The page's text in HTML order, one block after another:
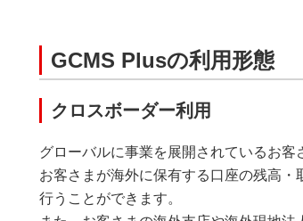
GCMS Plusの利用形態
クロスボーダー利用
グローバルに事業を展開されているお客
お客さまが海外に保有する口座の残高
行うことができます。